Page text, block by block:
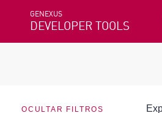
GENEXUS
DEVELOPER TOOLS